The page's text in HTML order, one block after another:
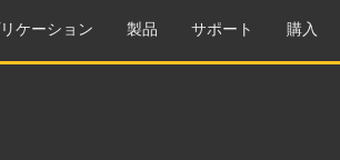
ケーション 製品 サポート 購入